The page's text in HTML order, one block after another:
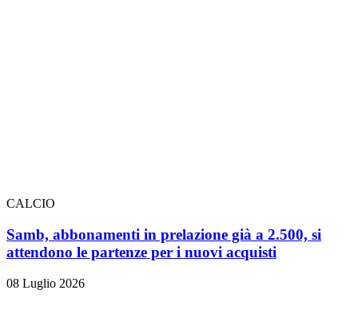
CALCIO
Samb, abbonamenti in prelazione già a 2.500, si
attendono le partenze per i nuovi acquisti
08 Luglio 2026